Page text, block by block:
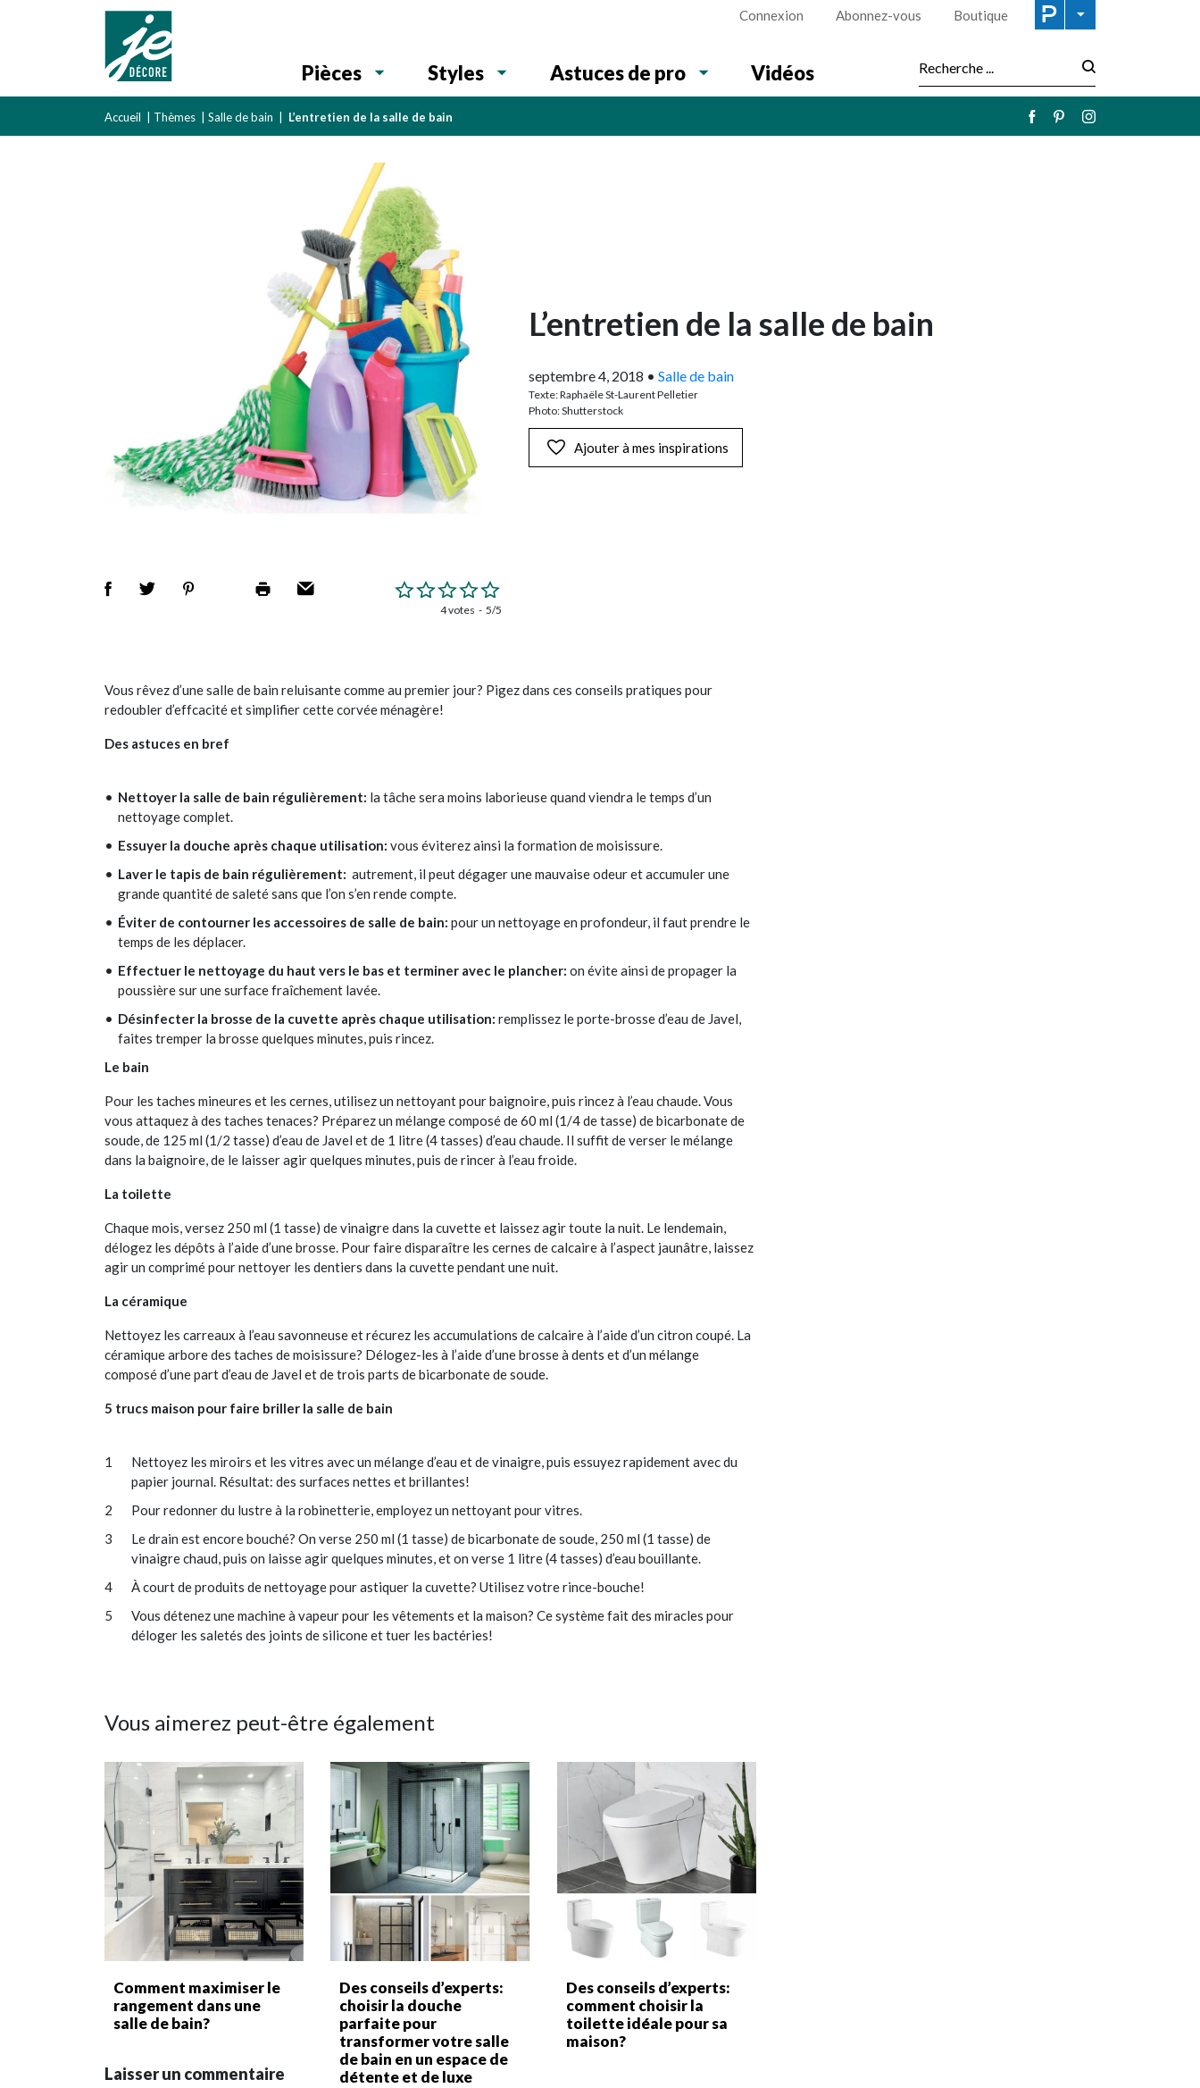
Connexion Abonnez-vous Boutique
Pièces Styles Astuces de pro Vidéos
Accueil Thèmes Salle de bain L’entretien de la salle de bain
4 votes 5/5
L’entretien de la salle de bain
septembre 4, 2018 • Salle de bain
Texte: Raphaële St-Laurent Pelletier
Photo: Shutterstock
Ajouter à mes inspirations
Vous rêvez d’une salle de bain reluisante comme au premier jour? Pigez dans ces conseils pratiques pour
redoubler d’effcacité et simplifier cette corvée ménagère!
Des astuces en bref
Nettoyer la salle de bain régulièrement: la tâche sera moins laborieuse quand viendra le temps d’un
nettoyage complet.
Essuyer la douche après chaque utilisation: vous éviterez ainsi la formation de moisissure.
Laver le tapis de bain régulièrement: autrement, il peut dégager une mauvaise odeur et accumuler une
grande quantité de saleté sans que l’on s’en rende compte.
Éviter de contourner les accessoires de salle de bain: pour un nettoyage en profondeur, il faut prendre le
temps de les déplacer.
Effectuer le nettoyage du haut vers le bas et terminer avec le plancher: on évite ainsi de propager la
poussière sur une surface fraîchement lavée.
Désinfecter la brosse de la cuvette après chaque utilisation: remplissez le porte-brosse d’eau de Javel,
faites tremper la brosse quelques minutes, puis rincez.
Le bain
Pour les taches mineures et les cernes, utilisez un nettoyant pour baignoire, puis rincez à l’eau chaude. Vous
vous attaquez à des taches tenaces? Préparez un mélange composé de 60 ml (1/4 de tasse) de bicarbonate de
soude, de 125 ml (1/2 tasse) d’eau de Javel et de 1 litre (4 tasses) d’eau chaude. Il suffit de verser le mélange
dans la baignoire, de le laisser agir quelques minutes, puis de rincer à l’eau froide.
La toilette
Chaque mois, versez 250 ml (1 tasse) de vinaigre dans la cuvette et laissez agir toute la nuit. Le lendemain,
délogez les dépôts à l’aide d’une brosse. Pour faire disparaître les cernes de calcaire à l’aspect jaunâtre, laissez
agir un comprimé pour nettoyer les dentiers dans la cuvette pendant une nuit.
La céramique
Nettoyez les carreaux à l’eau savonneuse et récurez les accumulations de calcaire à l’aide d’un citron coupé. La
céramique arbore des taches de moisissure? Délogez-les à l’aide d’une brosse à dents et d’un mélange
composé d’une part d’eau de Javel et de trois parts de bicarbonate de soude.
5 trucs maison pour faire briller la salle de bain
Nettoyez les miroirs et les vitres avec un mélange d’eau et de vinaigre, puis essuyez rapidement avec du
papier journal. Résultat: des surfaces nettes et brillantes!
Pour redonner du lustre à la robinetterie, employez un nettoyant pour vitres.
Le drain est encore bouché? On verse 250 ml (1 tasse) de bicarbonate de soude, 250 ml (1 tasse) de
vinaigre chaud, puis on laisse agir quelques minutes, et on verse 1 litre (4 tasses) d’eau bouillante.
À court de produits de nettoyage pour astiquer la cuvette? Utilisez votre rince-bouche!
Vous détenez une machine à vapeur pour les vêtements et la maison? Ce système fait des miracles pour
déloger les saletés des joints de silicone et tuer les bactéries!
Vous aimerez peut-être également
Comment maximiser le
rangement dans une
salle de bain?
Des conseils d’experts:
choisir la douche
parfaite pour
transformer votre salle
de bain en un espace de
détente et de luxe
Des conseils d’experts:
comment choisir la
toilette idéale pour sa
maison?
Laisser un commentaire